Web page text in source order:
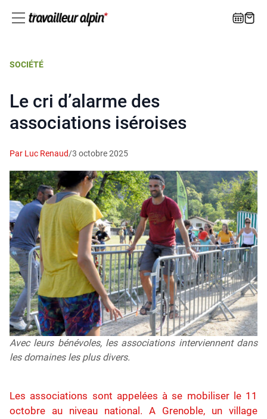
SOCIÉTÉ
Le cri d’alarme des
associations iséroises
Par Luc Renaud/3 octobre 2025
Avec leurs bénévoles, les associations interviennent dans
les domaines les plus divers.
Les associations sont appelées à se mobiliser le 11
octobre au niveau national. A Grenoble, un village